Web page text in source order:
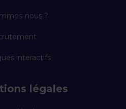
nous ?
interactifs
légales